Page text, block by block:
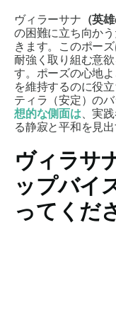
ヴィラーサナ （英
の困難に立ち向か
きます。このポー
耐強く取り組む意
す。ポーズの心地
を維持するのに役
ティラ（安定）のバ
想的な側面は、実
る静寂と平和を見
ヴィラサ
ップバイ
ってくだ